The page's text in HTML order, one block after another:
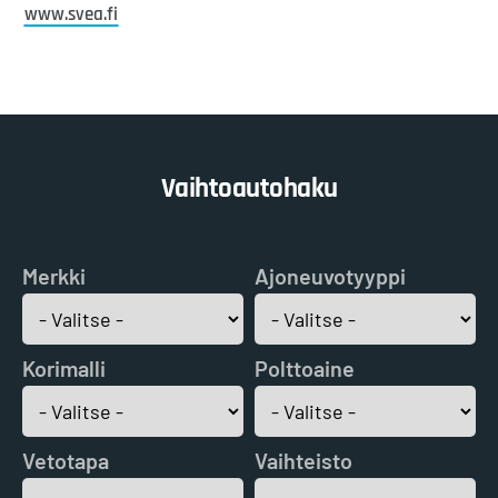
www.svea.fi
Vaihtoautohaku
Merkki Ajoneuvotyyppi
Korimalli Polttoaine
Vetotapa Vaihteisto